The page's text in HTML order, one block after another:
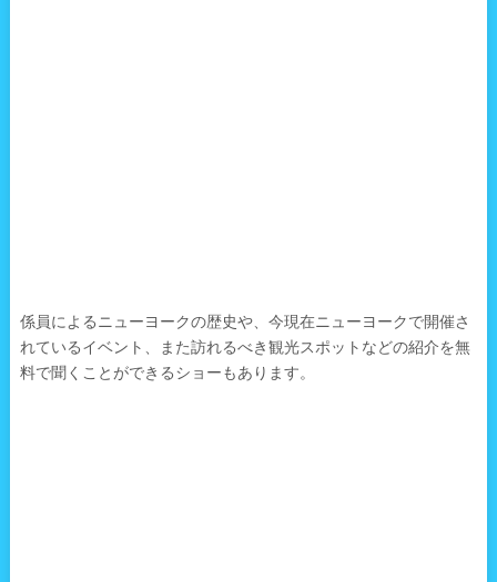
係員によるニューヨークの歴史や、今現在ニューヨークで開催さ
れているイベント、また訪れるべき観光スポットなどの紹介を無
料で聞くことができるショーもあります。